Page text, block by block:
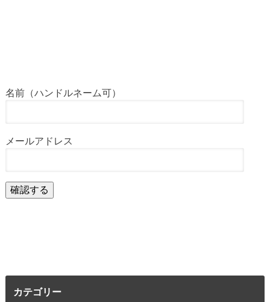
名前（ハンドルネーム可）
メールアドレス
カテゴリー